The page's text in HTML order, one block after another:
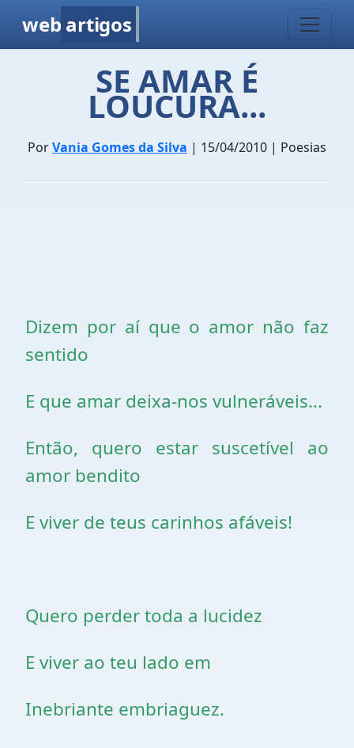
web artigos
SE AMAR É
LOUCURA...
PorVania Gomes da Silva | 15/04/2010 | Poesias
Dizem por aí que o amor não faz
sentido
E que amar deixa-nos vulneráveis...
Então, quero estar suscetível ao
amor bendito
E viver de teus carinhos afáveis!
Quero perder toda a lucidez
E viver ao teu lado em
Inebriante embriaguez.